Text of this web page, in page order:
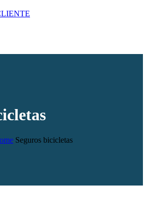
Seguros bicicletas